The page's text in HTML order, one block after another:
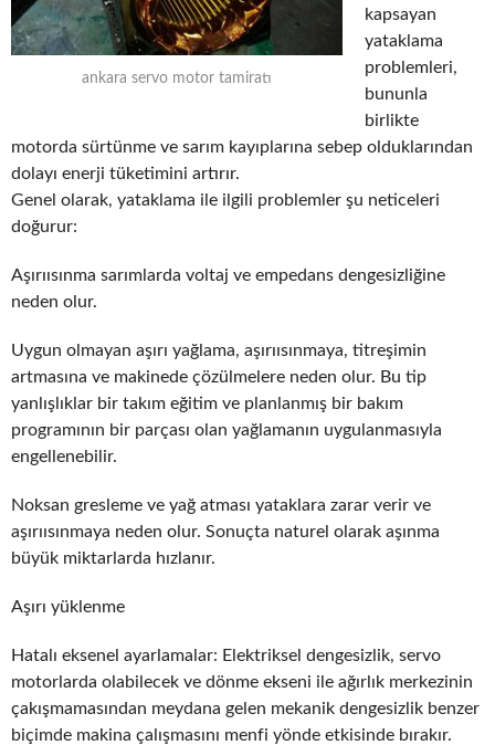
ankara servo motor tamiratı
kapsayan
yataklama
problemleri,
bununla
birlikte
motorda sürtünme ve sarım kayıplarına sebep olduklarından
dolayı enerji tüketimini artırır.
Genel olarak, yataklama ile ilgili problemler şu neticeleri
doğurur:
Aşırıısınma sarımlarda voltaj ve empedans dengesizliğine
neden olur.
Uygun olmayan aşırı yağlama, aşırıısınmaya, titreşimin
artmasına ve makinede çözülmelere neden olur. Bu tip
yanlışlıklar bir takım eğitim ve planlanmış bir bakım
programının bir parçası olan yağlamanın uygulanmasıyla
engellenebilir.
Noksan gresleme ve yağ atması yataklara zarar verir ve
aşırıısınmaya neden olur. Sonuçta naturel olarak aşınma
büyük miktarlarda hızlanır.
Aşırı yüklenme
Hatalı eksenel ayarlamalar: Elektriksel dengesizlik, servo
motorlarda olabilecek ve dönme ekseni ile ağırlık merkezinin
çakışmamasından meydana gelen mekanik dengesizlik benzer
biçimde makina çalışmasını menfi yönde etkisinde bırakır.